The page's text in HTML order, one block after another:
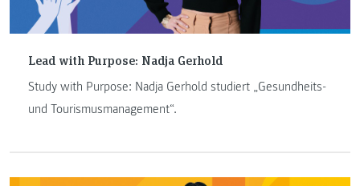
Lead with Purpose: Nadja Gerhold
Study with Purpose: Nadja Gerhold studiert „Gesundheits-
und Tourismusmanagement“.